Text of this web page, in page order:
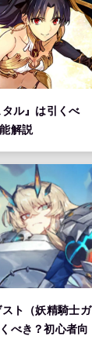
タル』は引くべ
解説
スト（妖精騎士ガ
べき？初心者向